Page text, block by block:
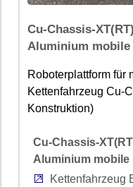
Cu-Chassis-
Aluminium
Roboterplattform für
Kettenfahrzeug Cu-
Konstruktion)
Cu-Chassis-
Aluminium mobile
Kettenfahrzeug